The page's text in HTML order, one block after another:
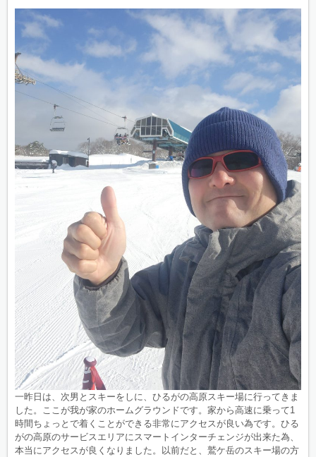
一昨日は、次男とスキーをしに、ひるがの高原スキー場に行ってきま
した。ここが我が家のホームグラウンドです。家から高速に乗って1
時間ちょっとで着くことができる非常にアクセスが良い為です。ひる
がの高原のサービスエリアにスマートインターチェンジが出来た為、
本当にアクセスが良くなりました。以前だと、鷲ケ岳のスキー場の方